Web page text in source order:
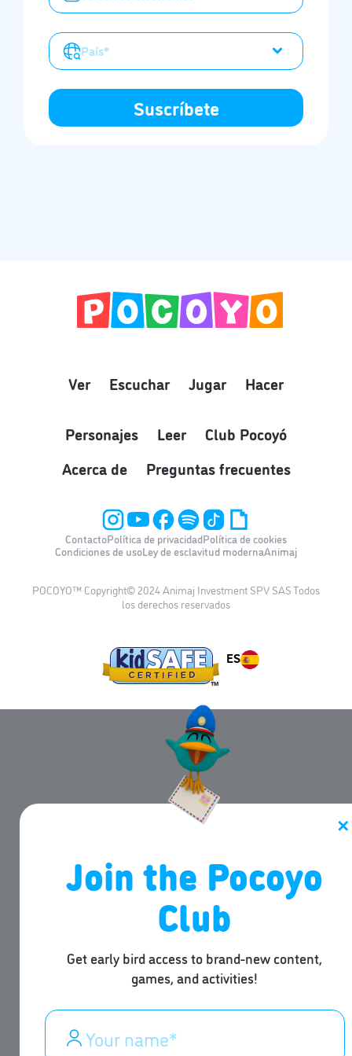
Ver Escuchar Jugar Hacer
Personajes Leer
Club Pocoyó
Acerca de
Preguntas frecuentes
ContactoPolítica de privacidadPolítica de cookies
Condiciones de usoLey de esclavitud modernaAnimaj
POCOYO™ Copyright© 2024 Animaj Investment SPV SAS Todos
los derechos reservados
ES
✕
Join the Pocoyo
Club
Get early bird access to brand-new content,
games, and activities!